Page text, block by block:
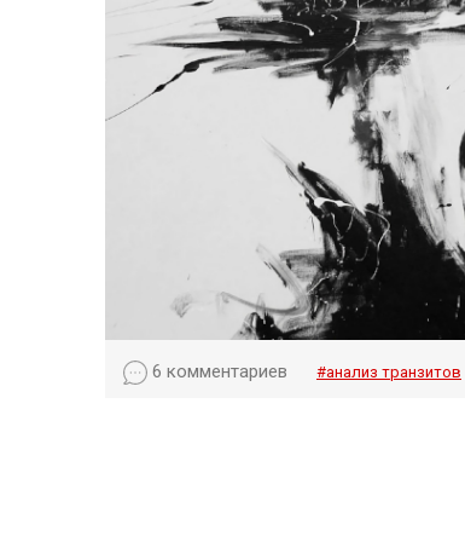
6 комментариев #анализ транзитов